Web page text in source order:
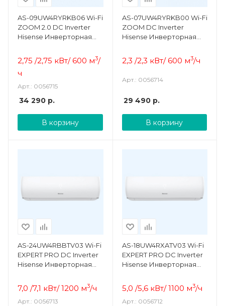
AS-09UW4RYRKB06 Wi-Fi
ZOOM 2.0 DC Inverter
Hisense Инверторная
2,75 /2,75 кВт/ 600 м3/
ч
Арт.: 0056715
34 290 р.
В корзину
AS-07UW4RYRKB00 Wi-Fi
ZOOM DC Inverter
Hisense Инверторная
2,3 /2,3 кВт/ 600 м3/ч
Арт.: 0056714
29 490р.
В корзину
AS-24UW4RBBTV03 Wi-Fi
EXPERT PRO DC Inverter
Hisense Инверторная
7,0 /7,1 кВт/ 1200 м3/ч
Арт.: 0056713
AS-18UW4RXATV03 Wi-Fi
EXPERT PRO DC Inverter
Hisense Инверторная
5,0 /5,6 кВт/ 1100 м3/ч
Арт.: 0056712